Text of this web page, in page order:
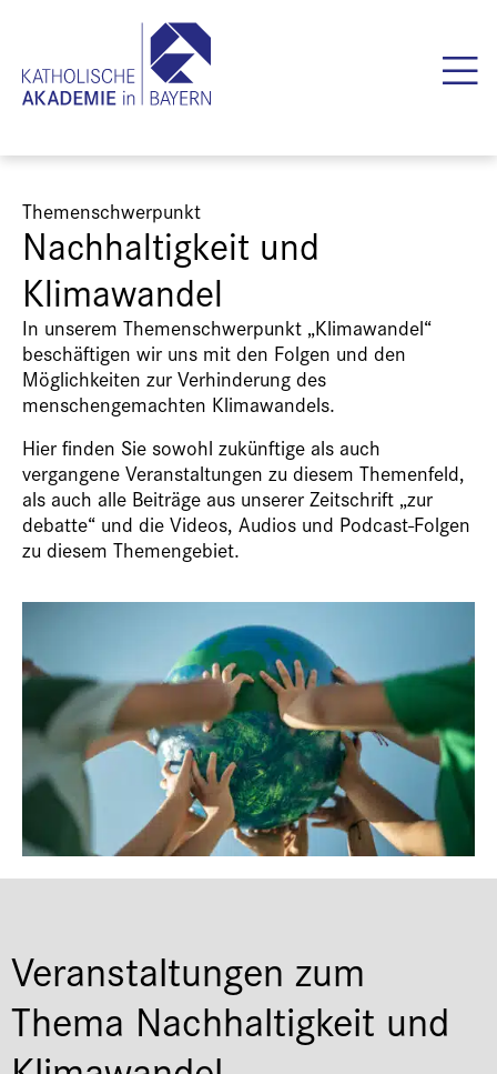
Themenschwerpunkt
Nachhaltigkeit und
Klimawandel
In unserem Themenschwerpunkt „Klimawandel“
beschäftigen wir uns mit den Folgen und den
Möglichkeiten zur Verhinderung des
menschengemachten Klimawandels.
Hier finden Sie sowohl zukünftige als auch
vergangene Veranstaltungen zu diesem Themenfeld,
als auch alle Beiträge aus unserer Zeitschrift „zur
debatte“ und die Videos, Audios und Podcast-Folgen
zu diesem Themengebiet.
Veranstaltungen zum
Thema Nachhaltigkeit und